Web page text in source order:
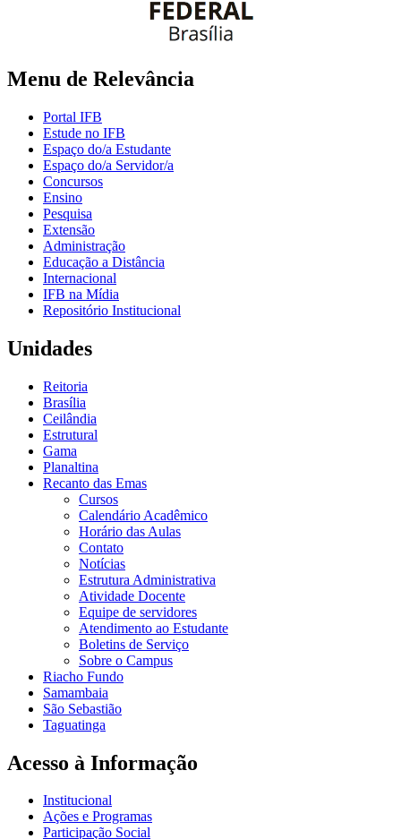
Menu de Relevância
Portal IFB
Estude no IFB
Espaço do/a Estudante
Espaço do/a Servidor/a
Concursos
Ensino
Pesquisa
Extensão
Administração
Educação a Distância
Internacional
IFB na Mídia
Repositório Institucional
Unidades
Reitoria
Brasília
Ceilândia
Estrutural
Gama
Planaltina
Recanto das Emas
Cursos
Calendário Acadêmico
Horário das Aulas
Contato
Notícias
Estrutura Administrativa
Atividade Docente
Equipe de servidores
Atendimento ao Estudante
Boletins de Serviço
Sobre o Campus
Riacho Fundo
Samambaia
São Sebastião
Taguatinga
Acesso à Informação
Institucional
Ações e Programas
Participação Social